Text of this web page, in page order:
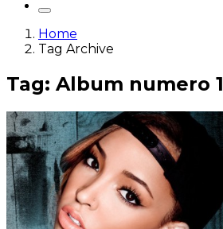
Home
Tag Archive
Tag: Album numero 1